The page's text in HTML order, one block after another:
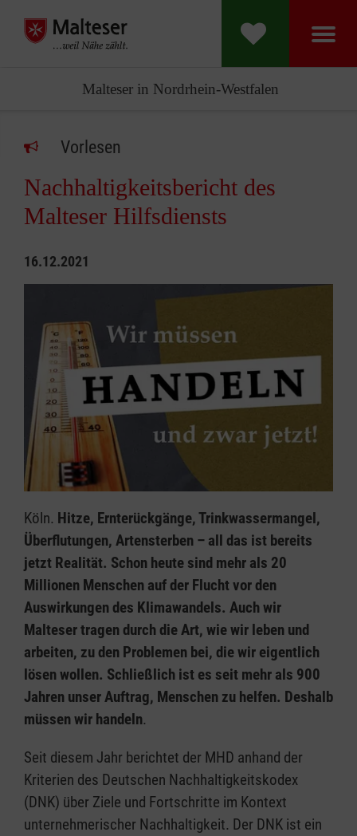
Malteser in Nordrhein-Westfalen
Vorlesen
Nachhaltigkeitsbericht des
Malteser Hilfsdiensts
16.12.2021
Köln. Hitze, Ernterückgänge, Trinkwassermangel,
Überflutungen, Artensterben – all das ist bereits
jetzt Realität. Schon heute sind mehr als 20
Millionen Menschen auf der Flucht vor den
Auswirkungen des Klimawandels. Auch wir
Malteser tragen durch die Art, wie wir leben und
arbeiten, zu den Problemen bei, die wir eigentlich
lösen wollen. Schließlich ist es seit mehr als 900
Jahren unser Auftrag, Menschen zu helfen. Deshalb
müssen wir handeln.
Seit diesem Jahr berichtet der MHD anhand der
Kriterien des Deutschen Nachhaltigkeitskodex
(DNK) über Ziele und Fortschritte im Kontext
unternehmerischer Nachhaltigkeit. Der DNK ist ein